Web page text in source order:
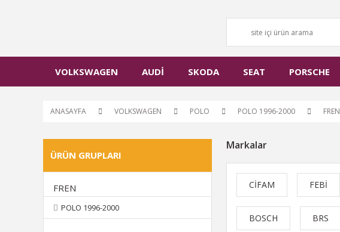
VOLKSWAGEN AUDİ SKODA SEAT PORSCHE
ANASAYFA VOLKSWAGEN POLO POLO 1996-2000 FREN
ÜRÜN GRUPLARI
FREN
POLO 1996-2000
Markalar
CİFAM FEBİ
BOSCH BRS